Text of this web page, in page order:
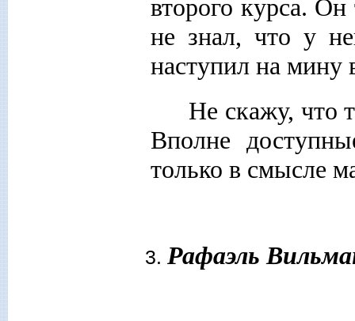
второго курса.
не знал, что у
наступил на мину
Не скажу, что
Вполне
только в смысле
Рафаэль